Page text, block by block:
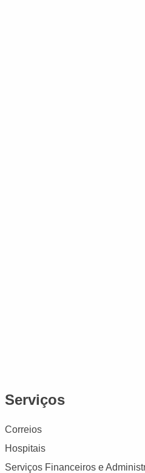
Serviços
Correios
Hospitais
Serviços Financeiros e